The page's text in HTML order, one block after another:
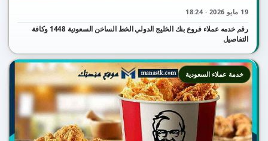
19 مايو 2026 · 18:24
رقم خدمه عملاء فروع بنك الخليج الدولي الخط الساخن السعودية 1448 وكافة
التفاصيل
خدمة عملاء السعودية